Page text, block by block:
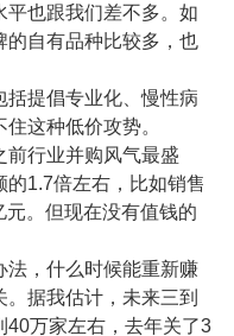
平也跟我们差不多。如
的自有品种比较多，也
括提倡专业化、慢性病
这种低价攻势。
前行业并购风气最盛
1.7倍左右，比如销售
。但现在没有值钱的
法，什么时候能重新赚
据我估计，未来三到
40万家左右，去年关了3